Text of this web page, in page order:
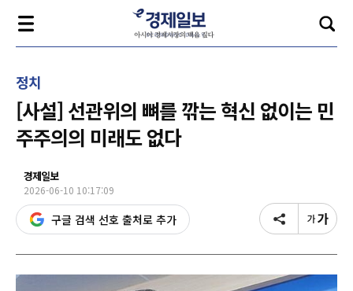
정치
[사설] 선관위의 뼈를 깎는 혁신 없이는 민
주주의의 미래도 없다
경제일보
2026-06-10 10:17:09
구글 검색 선호 출처로 추가